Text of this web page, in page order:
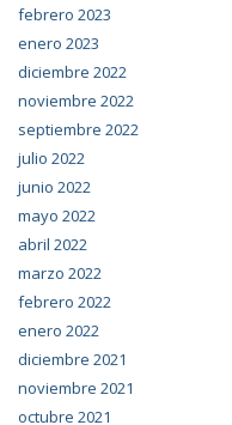
febrero 2023
enero 2023
diciembre 2022
noviembre 2022
septiembre 2022
julio 2022
junio 2022
mayo 2022
abril 2022
marzo 2022
febrero 2022
enero 2022
diciembre 2021
noviembre 2021
octubre 2021